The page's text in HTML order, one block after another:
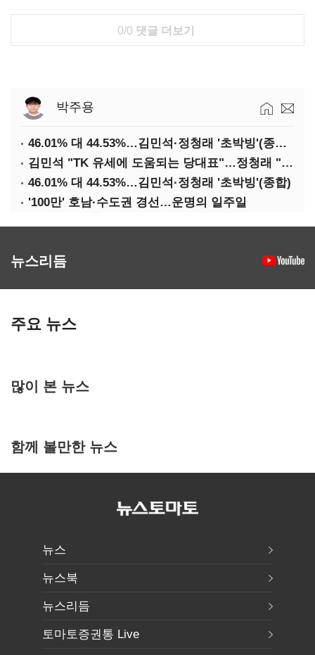
0/0 댓글 더보기
박주용
46.01% 대 44.53%…김민석·정청래 '초박빙'(종합 2보)
김민석 "TK 유세에 도움되는 당대표"…정청래 "벌써 대표된 양 당직 배분"
46.01% 대 44.53%…김민석·정청래 '초박빙'(종합)
'100만' 호남·수도권 경선…운명의 일주일
뉴스리듬
주요 뉴스
많이 본 뉴스
함께 볼만한 뉴스
뉴스
뉴스북
뉴스리듬
토마토증권통 Live